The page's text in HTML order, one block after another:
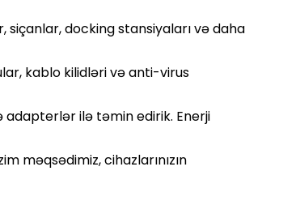
docking stansiyaları və daha
kablo kilidləri və anti-virus
adapterlər ilə təmin edirik. Enerji
məqsədimiz, cihazlarınızın